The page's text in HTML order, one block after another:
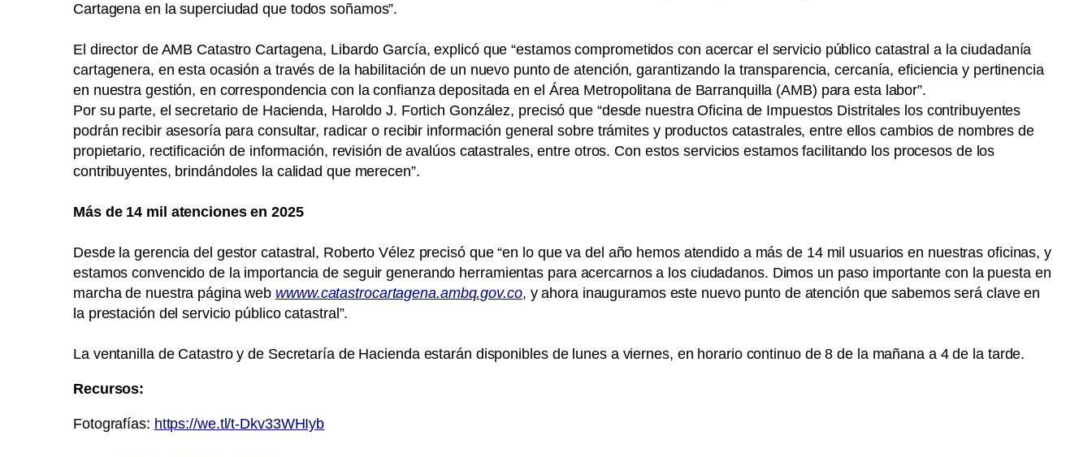
Cartagena en la superciudad que todos soñamos”.
El director de AMB Catastro Cartagena, Libardo García, explicó que “estamos comprometidos con acercar el servicio público catastral a la ciudadanía
cartagenera, en esta ocasión a través de la habilitación de un nuevo punto de atención, garantizando la transparencia, cercanía, eficiencia y pertinencia
en nuestra gestión, en correspondencia con la confianza depositada en el Área Metropolitana de Barranquilla (AMB) para esta labor”.
Por su parte, el secretario de Hacienda, Haroldo J. Fortich González, precisó que “desde nuestra Oficina de Impuestos Distritales los contribuyentes
podrán recibir asesoría para consultar, radicar o recibir información general sobre trámites y productos catastrales, entre ellos cambios de nombres de
propietario, rectificación de información, revisión de avalúos catastrales, entre otros. Con estos servicios estamos facilitando los procesos de los
contribuyentes, brindándoles la calidad que merecen”.
Más de 14 mil atenciones en 2025
Desde la gerencia del gestor catastral, Roberto Vélez precisó que “en lo que va del año hemos atendido a más de 14 mil usuarios en nuestras oficinas, y
estamos convencido de la importancia de seguir generando herramientas para acercarnos a los ciudadanos. Dimos un paso importante con la puesta en
marcha de nuestra página web wwww.catastrocartagena.ambq.gov.co, y ahora inauguramos este nuevo punto de atención que sabemos será clave en
la prestación del servicio público catastral”.
La ventanilla de Catastro y de Secretaría de Hacienda estarán disponibles de lunes a viernes, en horario continuo de 8 de la mañana a 4 de la tarde.
Recursos:
Fotografías: https://we.tl/t-Dkv33WHIyb